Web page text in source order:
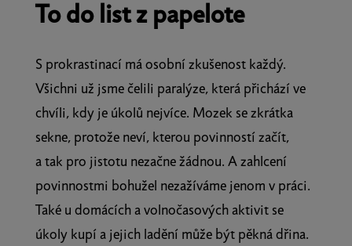
To do list z papelote
S prokrastinací má osobní zkušenost každý.
Všichni už jsme čelili paralýze, která přichází ve
chvíli, kdy je úkolů nejvíce. Mozek se zkrátka
sekne, protože neví, kterou povinností začít,
a tak pro jistotu nezačne žádnou. A zahlcení
povinnostmi bohužel nezažíváme jenom v práci.
Také u domácích a volnočasových aktivit se
úkoly kupí a jejich ladění může být pěkná dřina.